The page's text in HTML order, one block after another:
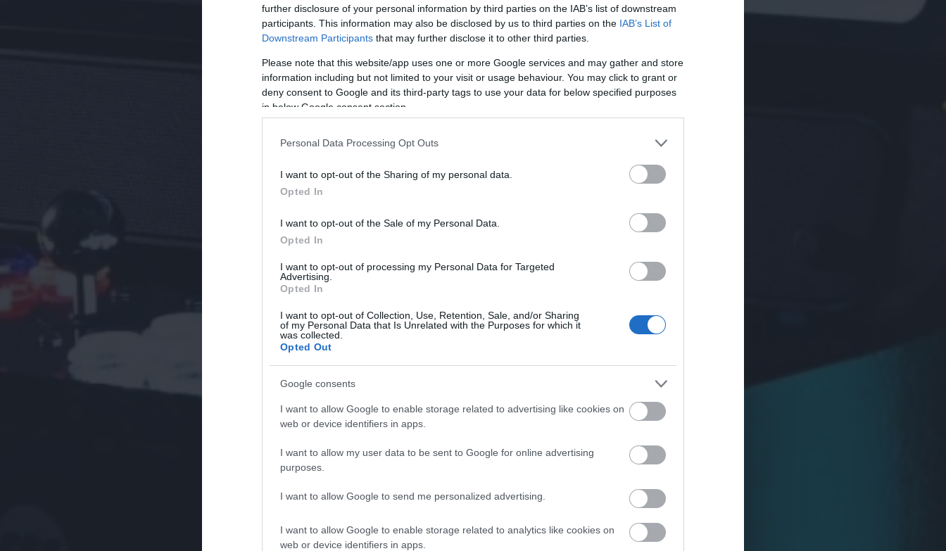
further disclosure of your personal information by third parties on the IAB’s list of downstream
participants. This information may also be disclosed by us to third parties on the IAB’s List of
Downstream Participants that may further disclose it to other third parties.
Please note that this website/app uses one or more Google services and may gather and store
information including but not limited to your visit or usage behaviour. You may click to grant or
deny consent to Google and its third-party tags to use your data for below specified purposes
in below Google consent section.
Personal Data Processing Opt Outs
I want to opt-out of the Sharing of my personal data.
Opted In
I want to opt-out of the Sale of my Personal Data.
Opted In
I want to opt-out of processing my Personal Data for Targeted
Advertising.
Opted In
I want to opt-out of Collection, Use, Retention, Sale, and/or Sharing
of my Personal Data that Is Unrelated with the Purposes for which it
was collected.
Opted Out
Google consents
I want to allow Google to enable storage related to advertising like cookies on
web or device identifiers in apps.
I want to allow my user data to be sent to Google for online advertising
purposes.
I want to allow Google to send me personalized advertising.
I want to allow Google to enable storage related to analytics like cookies on
web or device identifiers in apps.